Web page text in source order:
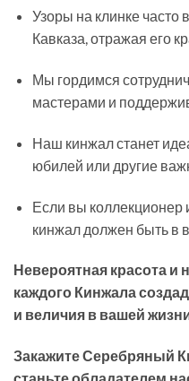
Узоры на клинке
Кавказа, отражая его
Мы гордимся
мастерами и
Наш кинжал станет
юбилей или другие
Если вы коллекционер
кинжал должен быть в
Невероятная красота и
каждого Кинжала
и величия в вашей
Закажите Серебряный